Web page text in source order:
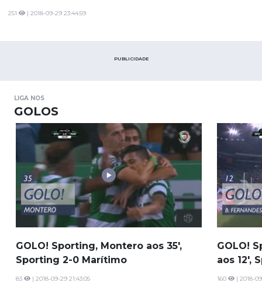
251 | 2018-09-29 23:44:59
PUBLICIDADE
LIGA NOS
GOLOS
GOLO! Sporting, Montero aos 35',
Sporting 2-0 Marítimo
83 | 2018-09-29 21:43:05
GOLO!
aos 12',
160 | 2018-